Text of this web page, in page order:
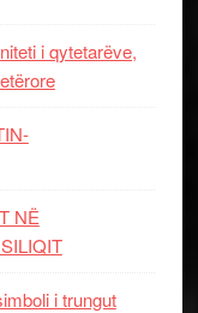
i qytetarëve,
NË
i trungut